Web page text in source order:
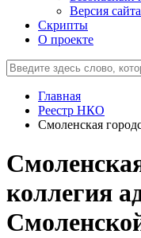
Версия
Скрипты
О проекте
Главная
Реестр НКО
Смоленская
коллегия